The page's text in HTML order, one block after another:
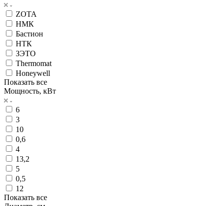
ZOTA
НМК
Бастион
НТК
ЗЭТО
Thermomat
Honeywell
Показать все
Мощность, кВт
6
3
10
0,6
4
13,2
5
0,5
12
Показать все